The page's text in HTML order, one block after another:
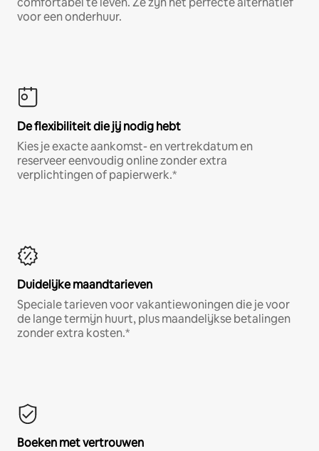
voor een onderhuur.
De flexibiliteit die jij nodig hebt
Kies je exacte aankomst- en vertrekdatum en
reserveer eenvoudig online zonder extra
verplichtingen of papierwerk.*
Duidelijke maandtarieven
Speciale tarieven voor vakantiewoningen die je voor
de lange termijn huurt, plus maandelijkse betalingen
zonder extra kosten.*
Boeken met vertrouwen